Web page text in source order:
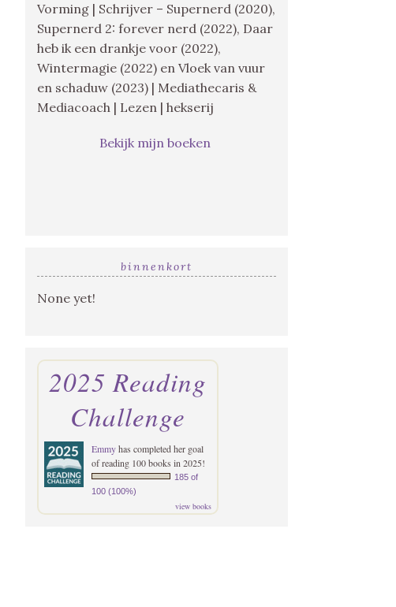
Vorming | Schrijver – Supernerd (2020),
Supernerd 2: forever nerd (2022), Daar
heb ik een drankje voor (2022),
Wintermagie (2022) en Vloek van vuur
en schaduw (2023) | Mediathecaris &
Mediacoach | Lezen | hekserij
Bekijk mijn boeken
binnenkort
None yet!
2025 Reading
Challenge
Emmyhas completed her goal
of reading 100 books in 2025!
185 of
100 (100%)
view books